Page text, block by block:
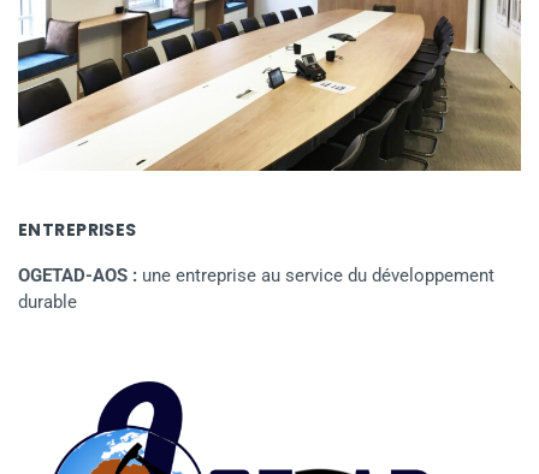
ENTREPRISES
OGETAD-AOS : une entreprise au service du développement
durable